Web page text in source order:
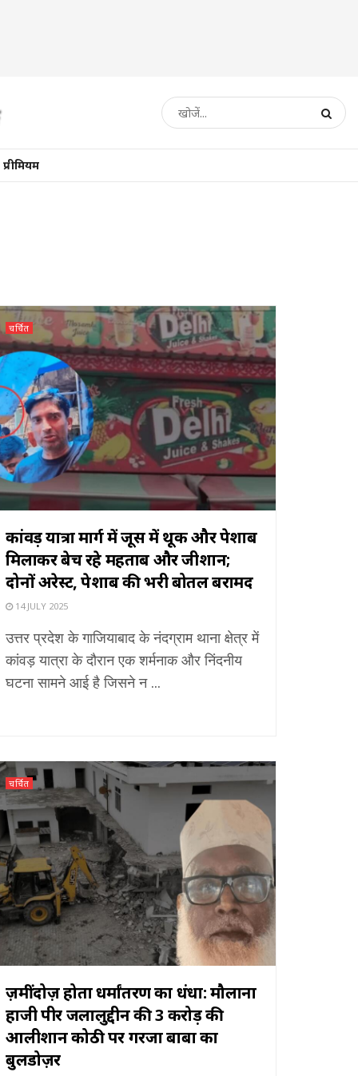
प्रीमियम
चर्चित
कांवड़ यात्रा मार्ग में जूस में थूक और पेशाब
मिलाकर बेच रहे महताब और जीशान;
दोनों अरेस्ट, पेशाब की भरी बोतल बरामद
14 JULY 2025
उत्तर प्रदेश के गाजियाबाद के नंदग्राम थाना क्षेत्र में
कांवड़ यात्रा के दौरान एक शर्मनाक और निंदनीय
घटना सामने आई है जिसने न ...
चर्चित
ज़मींदोज़ होता धर्मांतरण का धंधा: मौलाना
हाजी पीर जलालुद्दीन की 3 करोड़ की
आलीशान कोठी पर गरजा बाबा का
बुलडोज़र